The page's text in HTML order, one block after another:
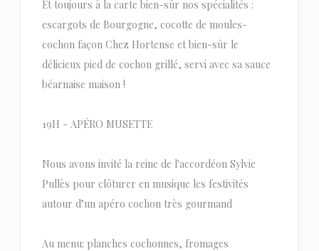
Et toujours à la carte bien-sûr nos spécialités :
escargots de Bourgogne, cocotte de moules-
cochon façon Chez Hortense et bien-sûr le
délicieux pied de cochon grillé, servi avec sa sauce
béarnaise maison !
19H - APÉRO MUSETTE
Nous avons invité la reine de l'accordéon Sylvie
Pullès pour clôturer en musique les festivités
autour d’un apéro cochon très gourmand
Au menu: planches cochonnes, fromages